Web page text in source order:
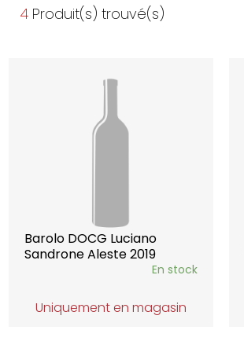
4 Produit(s) trouvé(s)
Barolo DOCG Luciano
Sandrone Aleste 2019
En stock
Uniquement en magasin